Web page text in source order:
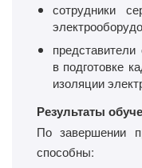
сотрудники
представители
в подготовке
изоляции
Результаты
По завершении
способны: